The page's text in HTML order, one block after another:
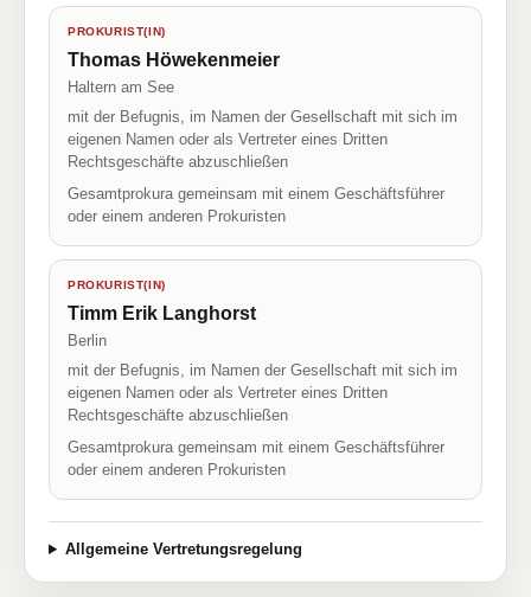
PROKURIST(IN)
Thomas Höwekenmeier
Haltern am See
mit der Befugnis, im Namen der Gesellschaft mit sich im
eigenen Namen oder als Vertreter eines Dritten
Rechtsgeschäfte abzuschließen
Gesamtprokura gemeinsam mit einem Geschäftsführer
oder einem anderen Prokuristen
PROKURIST(IN)
Timm Erik Langhorst
Berlin
mit der Befugnis, im Namen der Gesellschaft mit sich im
eigenen Namen oder als Vertreter eines Dritten
Rechtsgeschäfte abzuschließen
Gesamtprokura gemeinsam mit einem Geschäftsführer
oder einem anderen Prokuristen
Allgemeine Vertretungsregelung